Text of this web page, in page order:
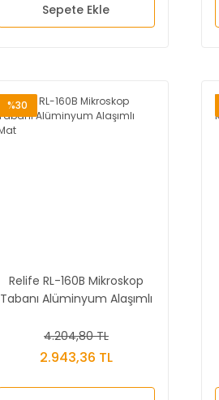
Sepete Ekle
%30
Relife RL-160B Mikroskop
Tabanı Alüminyum Alaşımlı
4.204,80 TL
2.943,36 TL